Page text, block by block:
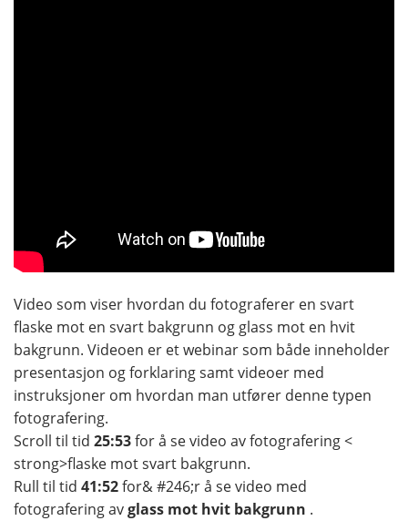
Video som viser hvordan du fotograferer en svart
flaske mot en svart bakgrunn og glass mot en hvit
bakgrunn. Videoen er et webinar som både inneholder
presentasjon og forklaring samt videoer med
instruksjoner om hvordan man utfører denne typen
fotografering.
Scroll til tid 25:53for å se video av fotografering <
strong>flaske mot svart bakgrunn.
Rull til tid 41:52for& #246;r å se video med
fotografering avglass mot hvit bakgrunn .